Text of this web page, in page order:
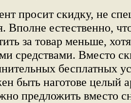
просит скидку, не
Вполне естественно,
за товар меньше,
средствами. Вместо
бесплатных
быть наготове целый
предложить вместо